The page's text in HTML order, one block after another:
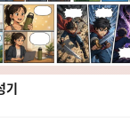
기